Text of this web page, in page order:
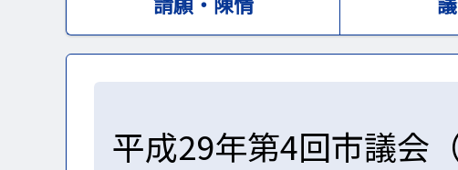
平成29年第4回市議会（